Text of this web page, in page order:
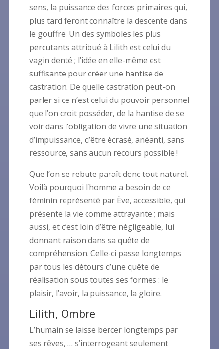
sens, la puissance des forces primaires qui,
plus tard feront connaître la descente dans
le gouffre. Un des symboles les plus
percutants attribué à Lilith est celui du
vagin denté ; l’idée en elle-même est
suffisante pour créer une hantise de
castration. De quelle castration peut-on
parler si ce n’est celui du pouvoir personnel
que l’on croit posséder, de la hantise de se
voir dans l’obligation de vivre une situation
d’impuissance, d’être écrasé, anéanti, sans
ressource, sans aucun recours possible !
Que l’on se rebute paraît donc tout naturel.
Voilà pourquoi l’homme a besoin de ce
féminin représenté par Ève, accessible, qui
présente la vie comme attrayante ; mais
aussi, et c’est loin d’être négligeable, lui
donnant raison dans sa quête de
compréhension. Celle-ci passe longtemps
par tous les détours d’une quête de
réalisation sous toutes ses formes : le
plaisir, l’avoir, la puissance, la gloire.
Lilith, Ombre
L’humain se laisse bercer longtemps par
ses rêves, … s’interrogeant seulement